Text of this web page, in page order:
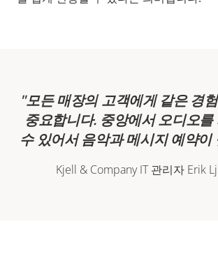
모든 매장의 고객에게 같은 경
중요합니다. 중앙에서 오디오
수 있어서 음악과 메시지 예약이
Kjell & Company IT 관리자 Erik